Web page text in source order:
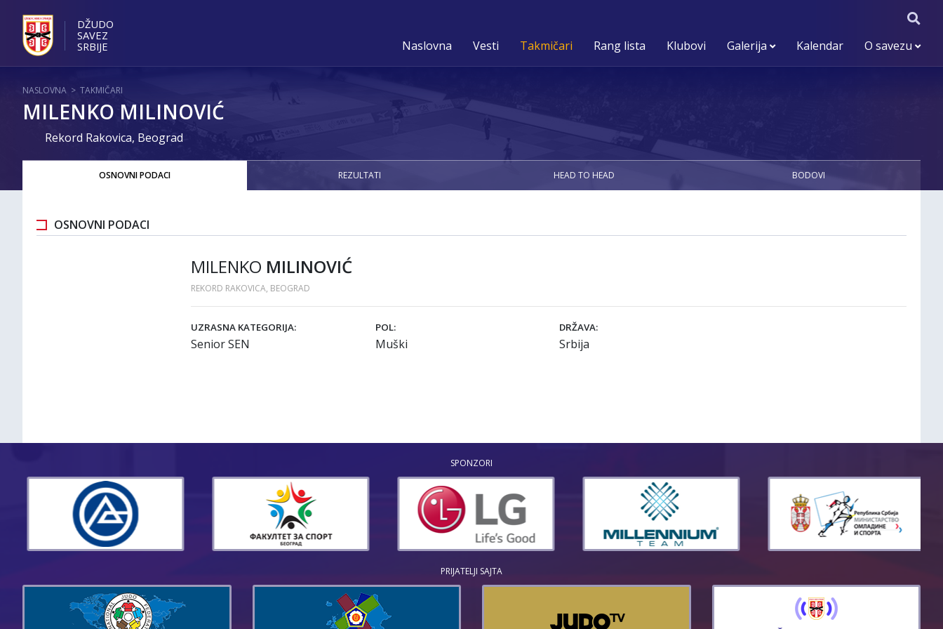
DŽUDO
SAVEZ
SRBIJE
Naslovna Vesti Takmičari Rang lista Klubovi Galerija Kalendar O savezu
NASLOVNA > TAKMIČARI
MILENKO MILINOVIĆ
Rekord Rakovica, Beograd
OSNOVNI PODACI REZULTATI HEAD TO HEAD BODOVI
OSNOVNI PODACI
MILENKO MILINOVIĆ
REKORD RAKOVICA, BEOGRAD
UZRASNA KATEGORIJA:
Senior SEN
POL:
Muški
DRŽAVA:
Srbija
SPONZORI
PRIJATELJI SAJTA